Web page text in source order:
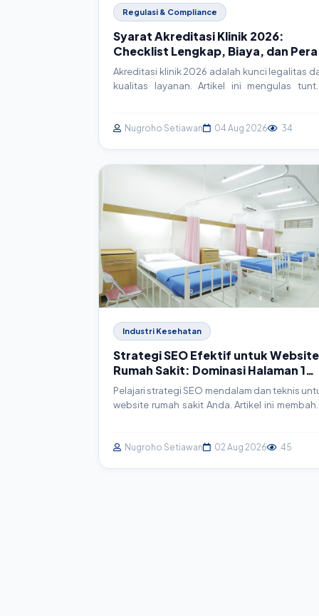
Regulasi & Compliance
Syarat Akreditasi Klinik 2026:
Checklist Lengkap, Biaya, dan
Teknologi
Akreditasi klinik 2026 adalah kunci legalitas
kualitas layanan. Artikel ini mengulas
menjadi aset strategis dalam proses
Nugroho Setiawan 04 Aug 2026 34
Industri Kesehatan
Strategi SEO Efektif untuk Website
Rumah Sakit: Dominasi Halaman 1
Google
Pelajari strategi SEO mendalam dan teknis
website rumah sakit Anda. Artikel ini
agar website Anda merajai hasil
Nugroho Setiawan 02 Aug 2026 45